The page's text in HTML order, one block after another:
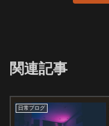
関連記事
日常ブログ